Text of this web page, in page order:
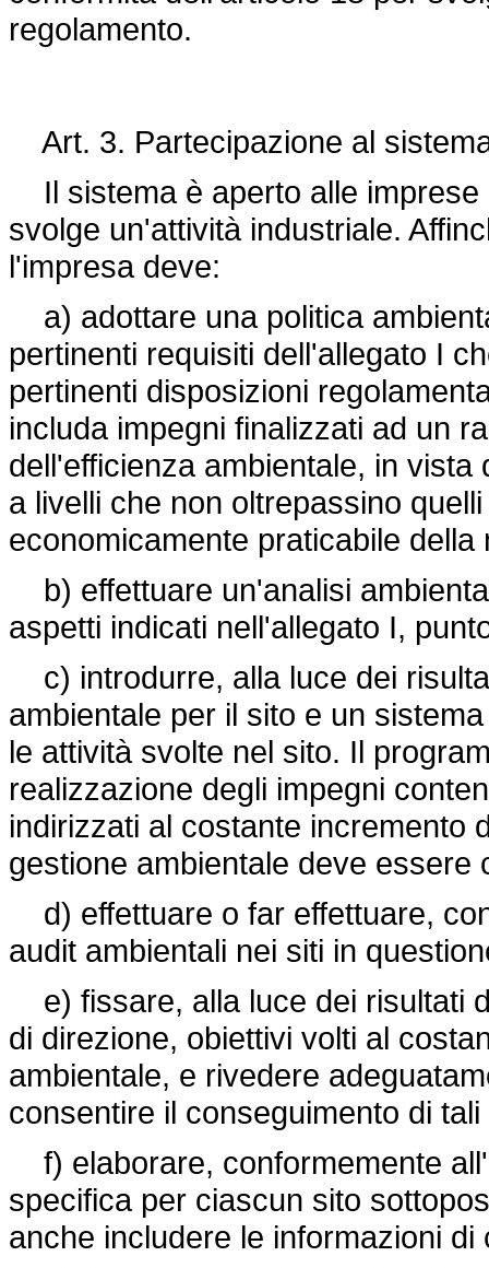
regolamento.
Art. 3. Partecipazione al
Il sistema è aperto alle imprese
svolge un'attività industriale.
l'impresa deve:
a) adottare una politica
pertinenti requisiti dell'allegato I
pertinenti disposizioni
includa impegni finalizzati ad un
dell'efficienza ambientale, in
a livelli che non oltrepassino
economicamente praticabile
b) effettuare un'analisi
aspetti indicati nell'allegato I,
c) introdurre, alla luce dei
ambientale per il sito e un
le attività svolte nel sito. Il
realizzazione degli impegni
indirizzati al costante incremento
gestione ambientale deve essere
d) effettuare o far effettuare,
audit ambientali nei siti in
e) fissare, alla luce dei risultati
di direzione, obiettivi volti al
ambientale, e rivedere
consentire il conseguimento di
f) elaborare, conformemente
specifica per ciascun sito
anche includere le informazioni di